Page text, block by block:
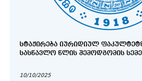
ᲡᲢᲐᲟᲘᲠᲔᲑᲐ ᲘᲣᲠᲘᲓᲘᲣᲚ
ᲡᲐᲡᲬᲐᲕᲚᲝ ᲬᲚᲘᲡ ᲨᲔᲛᲝᲓᲒᲝᲛᲘᲡ
10/10/2025